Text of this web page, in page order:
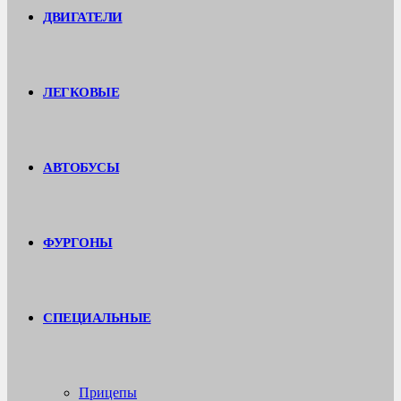
ДВИГАТЕЛИ
ЛЕГКОВЫЕ
АВТОБУСЫ
ФУРГОНЫ
СПЕЦИАЛЬНЫЕ
Прицепы